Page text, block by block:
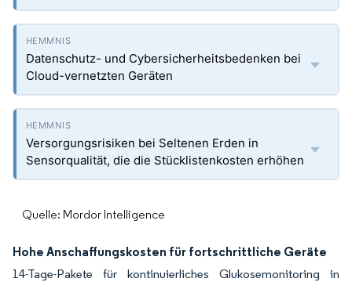
Datenschutz- und Cybersicherheitsbedenken bei
Cloud-vernetzten Geräten
Versorgungsrisiken bei Seltenen Erden in
Sensorqualität, die die Stücklistenkosten erhöhen
Quelle: Mordor Intelligence
Hohe Anschaffungskosten für fortschrittliche Geräte
14-Tage-Pakete für kontinuierliches Glukosemonitoring in